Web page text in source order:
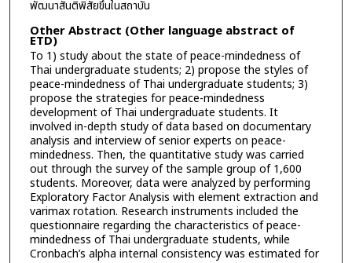
พัฒนาสันติพิสัยขึ้นในสถาบัน
Other Abstract (Other language abstract of
ETD)
To 1) study about the state of peace-mindedness of
Thai undergraduate students; 2) propose the styles of
peace-mindedness of Thai undergraduate students; 3)
propose the strategies for peace-mindedness
development of Thai undergraduate students. It
involved in-depth study of data based on documentary
analysis and interview of senior experts on peace-
mindedness. Then, the quantitative study was carried
out through the survey of the sample group of 1,600
students. Moreover, data were analyzed by performing
Exploratory Factor Analysis with element extraction and
varimax rotation. Research instruments included the
questionnaire regarding the characteristics of peace-
mindedness of Thai undergraduate students, while
Cronbach’s alpha internal consistency was estimated for